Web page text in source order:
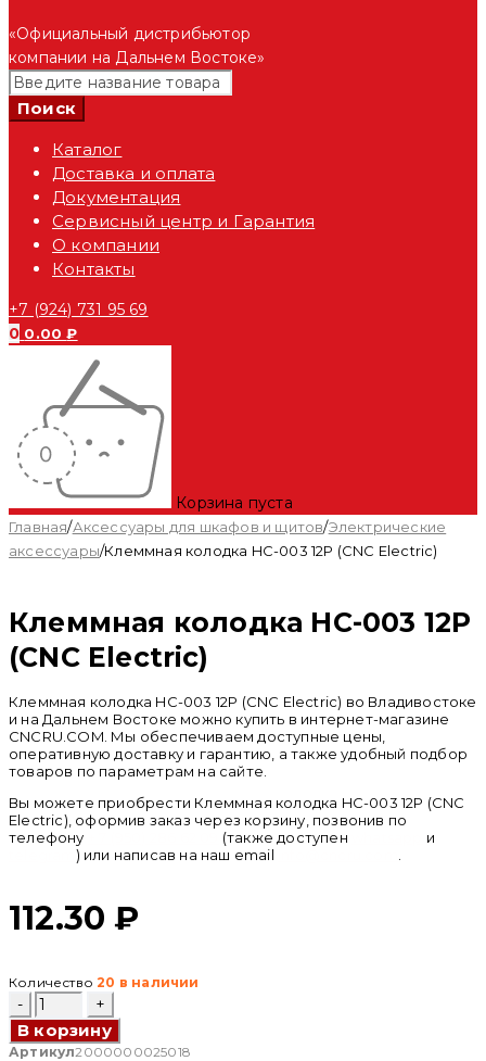
«Официальный дистрибьютор
компании на Дальнем Востоке»
Каталог
Доставка и оплата
Документация
Сервисный центр и Гарантия
О компании
Контакты
+7 (924) 731 95 69
0 0.00₽
Корзина пуста
Главная/Аксессуары для шкафов и щитов/Электрические
аксессуары/Клеммная колодка HC-003 12P (CNC Electric)
Клеммная колодка HC-003 12P
(CNC Electric)
Клеммная колодка HC-003 12P (CNC Electric) во Владивостоке
и на Дальнем Востоке можно купить в интернет-магазине
CNCRU.COM. Мы обеспечиваем доступные цены,
оперативную доставку и гарантию, а также удобный подбор
товаров по параметрам на сайте.
Вы можете приобрести Клеммная колодка HC-003 12P (CNC
Electric), оформив заказ через корзину, позвонив по
телефону
(также доступен
и
) или написав на наш email
112.30₽
Количество 20 в наличии
Количество
товара
Клеммная
колодка
В корзину
Артикул2000000025018